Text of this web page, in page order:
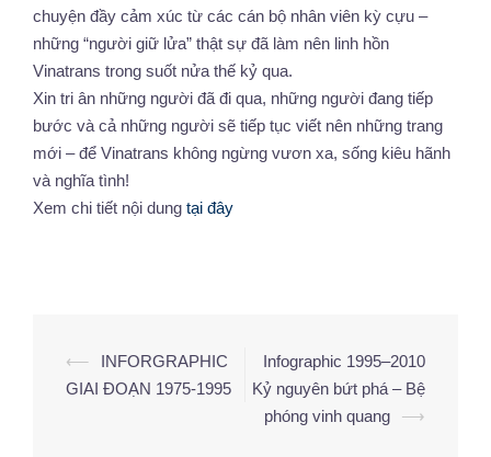
chuyện đầy cảm xúc từ các cán bộ nhân viên kỳ cựu –
những “người giữ lửa” thật sự đã làm nên linh hồn
Vinatrans trong suốt nửa thế kỷ qua.
Xin tri ân những người đã đi qua, những người đang tiếp
bước và cả những người sẽ tiếp tục viết nên những trang
mới – để Vinatrans không ngừng vươn xa, sống kiêu hãnh
và nghĩa tình!
Xem chi tiết nội dung tại đây
Điều
hướng
⟵
INFORGRAPHIC
GIAI ĐOẠN 1975-1995
Infographic 1995–2010
Kỷ nguyên bứt phá – Bệ
phóng vinh quang
⟶